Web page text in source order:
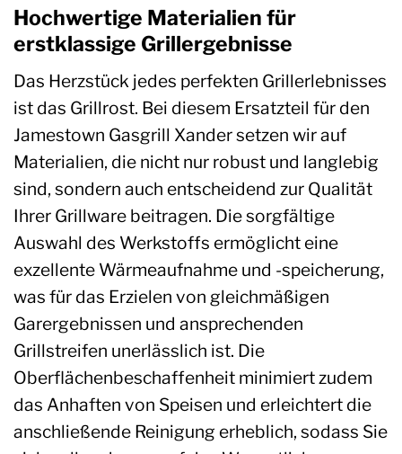
Hochwertige Materialien für
erstklassige Grillergebnisse
Das Herzstück jedes perfekten Grillerlebnisses
ist das Grillrost. Bei diesem Ersatzteil für den
Jamestown Gasgrill Xander setzen wir auf
Materialien, die nicht nur robust und langlebig
sind, sondern auch entscheidend zur Qualität
Ihrer Grillware beitragen. Die sorgfältige
Auswahl des Werkstoffs ermöglicht eine
exzellente Wärmeaufnahme und -speicherung,
was für das Erzielen von gleichmäßigen
Garergebnissen und ansprechenden
Grillstreifen unerlässlich ist. Die
Oberflächenbeschaffenheit minimiert zudem
das Anhaften von Speisen und erleichtert die
anschließende Reinigung erheblich, sodass Sie